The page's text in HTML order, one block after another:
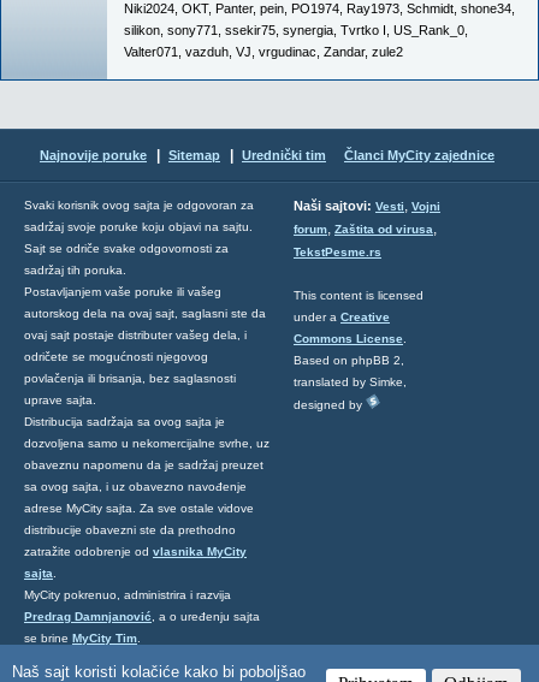
Naš sajt koristi kolačiće kako bi poboljšao
Niki2024 OKT, Panter, pein PO1974 Ray1973 Schmidt shone34
silikon sony771 ssekir75 synergia Tvrtko I US_Rank_0
Valter071
vazduh VJ vrgudinac Zandar, zule2
Najnovije poruke Sitemap Urednički tim Članci MyCity zajednice
Svaki korisnik ovog sajta je odgovoran za
sadržaj svoje poruke koju objavi na sajtu.
Sajt se odriče svake odgovornosti za
sadržaj tih poruka.
Postavljanjem vaše poruke ili vašeg
autorskog dela na ovaj sajt, saglasni ste da
ovaj sajt postaje distributer vašeg dela, i
odričete se mogućnosti njegovog
povlačenja ili brisanja, bez saglasnosti
uprave sajta.
Distribucija sadržaja sa ovog sajta je
dozvoljena samo u nekomercijalne svrhe, uz
obaveznu napomenu da je sadržaj preuzet
sa ovog sajta, i uz obavezno navođenje
adrese MyCity sajta. Za sve ostale vidove
distribucije obavezni ste da prethodno
zatražite odobrenje od vlasnika MyCity
sajta
MyCity pokrenuo, administrira i razvija
Predrag Damnjanović , a o uređenju sajta
se brine MyCity Tim
Naši sajtovi: Vesti, Vojni
forum, Zaštita od virusa,
TekstPesme.rs
This content is licensed
under a Creative
Commons License
Based on phpBB 2,
translated by Simke,
designed by